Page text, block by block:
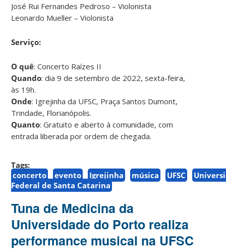
José Rui Fernandes Pedroso – Violonista
Leonardo Mueller – Violonista
Serviço:
O quê: Concerto Raízes II
Quando: dia 9 de setembro de 2022, sexta-feira,
às 19h.
Onde: Igrejinha da UFSC, Praça Santos Dumont,
Trindade, Florianópolis.
Quanto: Gratuito e aberto à comunidade, com
entrada liberada por ordem de chegada.
Tags:
concerto
evento Igrejinha música UFSC
Federal de Santa Catarina
Tuna de Medicina da
Universidade do Porto realiza
performance musical na UFSC